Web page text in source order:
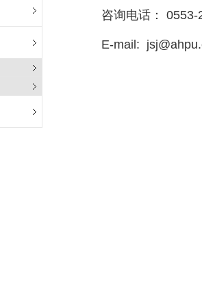
咨询电话：
E-mail: